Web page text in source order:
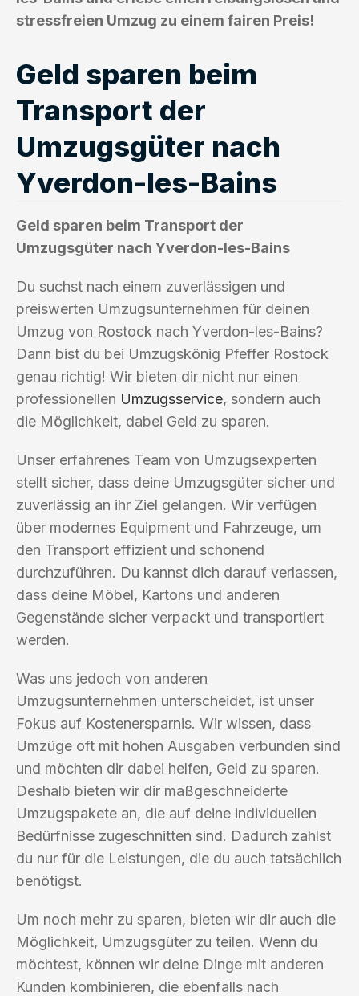
stressfreien Umzug zu einem fairen Preis!
Geld sparen beim
Transport der
Umzugsgüter nach
Yverdon-les-Bains
Geld sparen beim Transport der
Umzugsgüter nach Yverdon-les-Bains
Du suchst nach einem zuverlässigen und
preiswerten Umzugsunternehmen für deinen
Umzug von Rostock nach Yverdon-les-Bains?
Dann bist du bei Umzugskönig Pfeffer Rostock
genau richtig! Wir bieten dir nicht nur einen
professionellen Umzugsservice, sondern auch
die Möglichkeit, dabei Geld zu sparen.
Unser erfahrenes Team von Umzugsexperten
stellt sicher, dass deine Umzugsgüter sicher und
zuverlässig an ihr Ziel gelangen. Wir verfügen
über modernes Equipment und Fahrzeuge, um
den Transport effizient und schonend
durchzuführen. Du kannst dich darauf verlassen,
dass deine Möbel, Kartons und anderen
Gegenstände sicher verpackt und transportiert
werden.
Was uns jedoch von anderen
Umzugsunternehmen unterscheidet, ist unser
Fokus auf Kostenersparnis. Wir wissen, dass
Umzüge oft mit hohen Ausgaben verbunden sind
und möchten dir dabei helfen, Geld zu sparen.
Deshalb bieten wir dir maßgeschneiderte
Umzugspakete an, die auf deine individuellen
Bedürfnisse zugeschnitten sind. Dadurch zahlst
du nur für die Leistungen, die du auch tatsächlich
benötigst.
Um noch mehr zu sparen, bieten wir dir auch die
Möglichkeit, Umzugsgüter zu teilen. Wenn du
möchtest, können wir deine Dinge mit anderen
Kunden kombinieren, die ebenfalls nach